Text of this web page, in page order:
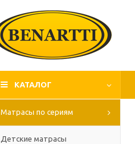
КАТАЛОГ
Матрасы по сериям
Детские матрасы